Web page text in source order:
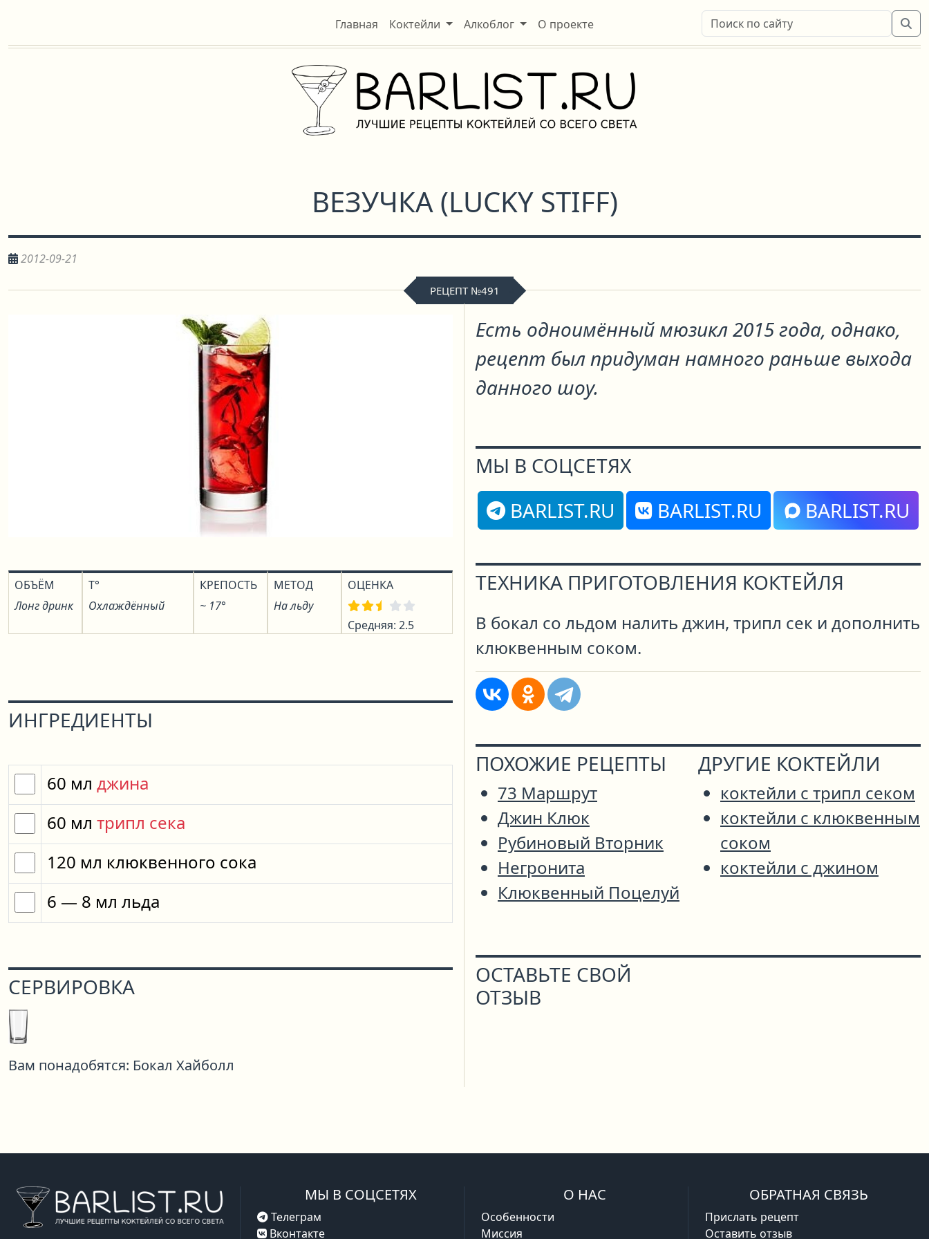
Главная Коктейли Алкоблог О проекте
ВЕЗУЧКА(LUCKY STIFF)
2012-09-21
РЕЦЕПТ №491
ОБЪЁМ
Лонг дринк
T°
Охлаждённый
КРЕПОСТЬ
~ 17°
МЕТОД
На льду
ОЦЕНКА
Средняя: 2.5
ИНГРЕДИЕНТЫ
60 мл джина
60 мл трипл сека
120 мл клюквенного сока
6 — 8 мл льда
СЕРВИРОВКА
Вам понадобятся: Бокал Хайболл
Есть одноимённый мюзикл 2015 года, однако,
рецепт был придуман намного раньше выхода
данного шоу.
МЫ В СОЦСЕТЯХ
BARLIST.RU
BARLIST.RU BARLIST.RU
ТЕХНИКА ПРИГОТОВЛЕНИЯ КОКТЕЙЛЯ
В бокал со льдом налить джин, трипл сек и дополнить
клюквенным соком.
ПОХОЖИЕ РЕЦЕПТЫ
73 Маршрут
Джин Клюк
Рубиновый Вторник
Негронита
Клюквенный Поцелуй
ДРУГИЕ КОКТЕЙЛИ
коктейли с трипл секом
коктейли с клюквенным
соком
коктейли с джином
ОСТАВЬТЕ СВОЙ
ОТЗЫВ
МЫ В СОЦСЕТЯХ
Телеграм
Вконтакте
О НАС
Особенности
Миссия
ОБРАТНАЯ СВЯЗЬ
Прислать рецепт
Оставить отзыв